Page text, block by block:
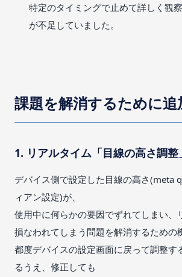
特定のタイミングで止めて詳しく観
が不足していました。
課題を解消するために
1. リアルタイム「目線の高さ調整
デバイス側で設定した目線の高さ(meta
ィアン設定)が、
使用中に何らかの要因でずれてしまい、
損なわれてしまう問題を解消するための
都度デバイスの設定画面に戻って調整す
るうえ、修正しても